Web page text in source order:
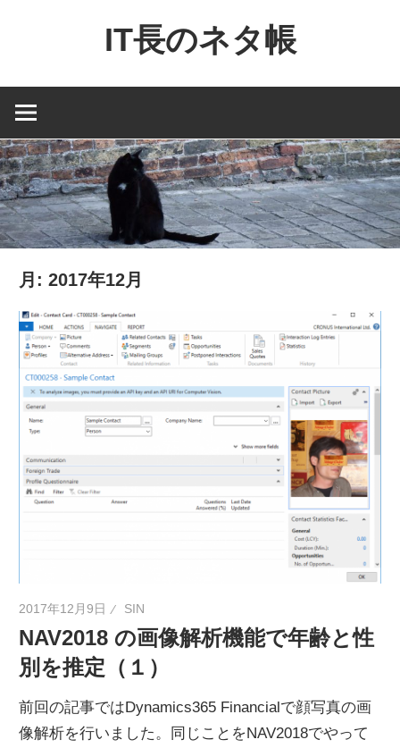
ン
へ
ス
キ
ッ
プ
IT長のネタ帳
NAV
Dynamics365
financial
を
中
に
MS
製
品
の
ネ
タ
を
提
月:2017年12月
2017年12月9日 SIN
NAV2018 の画像解析機能で年齢と性
別を推定（１）
前回の記事ではDynamics365 Financialで顔写真の画
像解析を行いました。同じことをNAV2018でやって